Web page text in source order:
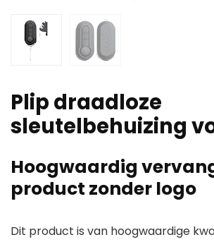
Plip draadloze
sleutelbehuizing
Hoogwaardig
product zonder logo
Dit product is van hoogwaardige